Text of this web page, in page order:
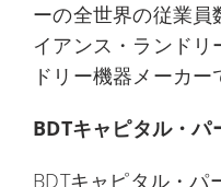
ーの全世界の従業員
イアンス・ランド
ドリー機器メーカー
BDTキャピタル・パ
BDTキャピタル・パ